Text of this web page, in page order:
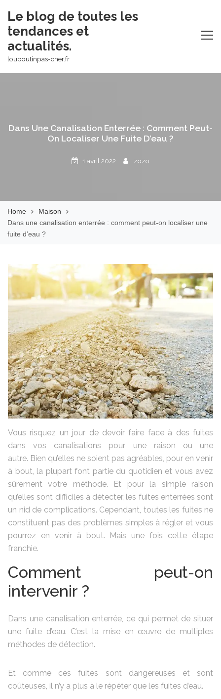
content
Le blog de toutes les
tendances et
actualités.
louboutinpas-cher.fr
Dans Une Canalisation Enterrée : Comment Peut-
On Localiser Une Fuite D’eau ?
1 avril 2022 zozo
Home
Maison
Dans une canalisation enterrée : comment peut-on localiser une
fuite d’eau ?
Vous risquez un jour de devoir faire face à des fuites
dans vos canalisations pour une raison ou une
autre. Bien qu’elles ne soient pas agréables, pour en venir
à bout, la plupart font partie du quotidien et vous avez
sûrement votre méthode. Et pour la simple raison
qu’elles sont difficiles à détecter, les fuites enterrées sont
un nid de complications. Cependant, toutes les fuites ne
constituent pas des problèmes simples à régler et vous
pourrez en venir à bout. Mais une fois cette étape
franchie.
Comment peut-on
intervenir ?
Dans une canalisation enterrée, ce qui permet de situer
une fuite d’eau. C’est la mise en œuvre de multiples
méthodes de détection.
Et comme ces fuites sont dangereuses et sont
coûteuses, il n’y a plus à le répéter que les fuites d’eau.